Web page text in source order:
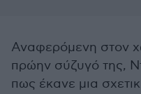
Αναφερόμενη στον
πρώην σύζυγό της,
πως έκανε μια